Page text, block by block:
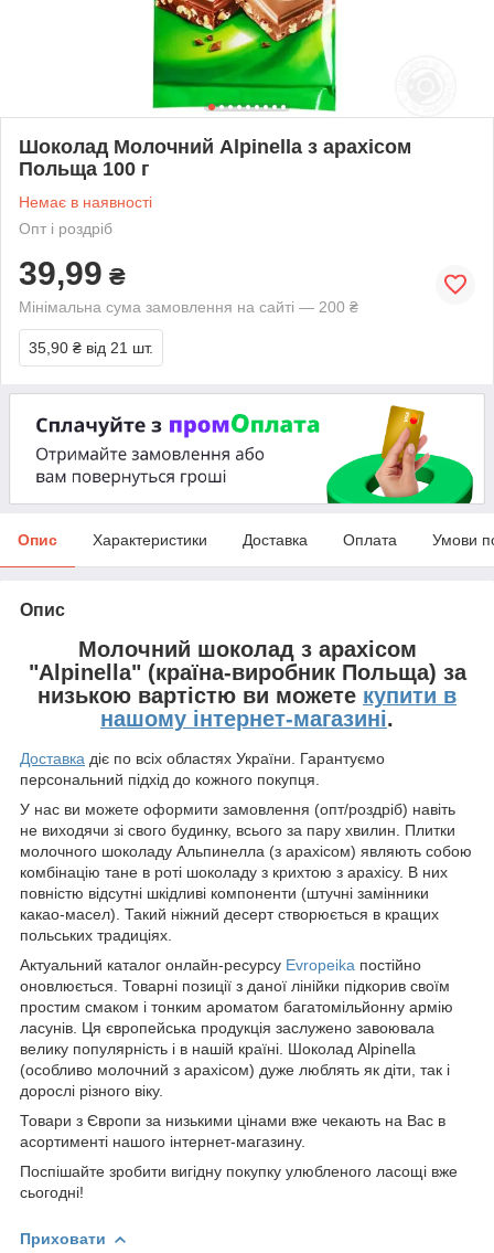
Шоколад Молочний Alpinella з арахісом
Польща 100 г
Немає в наявності
Опт і роздріб
39,99 ₴
Мінімальна сума замовлення на сайті — 200 ₴
35,90 ₴ від 21 шт.
Опис Характеристики Доставка Оплата Умови
Опис
Молочний шоколад з арахісом
"Alpinella" (країна-виробник Польща) за
низькою вартістю ви можете купити в
нашому інтернет-магазині.
Доставка діє по всіх областях України. Гарантуємо
персональний підхід до кожного покупця.
У нас ви можете оформити замовлення (опт/роздріб) навіть
не виходячи зі свого будинку, всього за пару хвилин. Плитки
молочного шоколаду Альпинелла (з арахісом) являють собою
комбінацію тане в роті шоколаду з крихтою з арахісу. В них
повністю відсутні шкідливі компоненти (штучні замінники
какао-масел). Такий ніжний десерт створюється в кращих
польських традиціях.
Актуальний каталог онлайн-ресурсу Evropeika постійно
оновлюється. Товарні позиції з даної лінійки підкорив своїм
простим смаком і тонким ароматом багатомільйонну армію
ласунів. Ця європейська продукція заслужено завоювала
велику популярність і в нашій країні. Шоколад Alpinella
(особливо молочний з арахісом) дуже люблять як діти, так і
дорослі різного віку.
Товари з Європи за низькими цінами вже чекають на Вас в
асортименті нашого інтернет-магазину.
Поспішайте зробити вигідну покупку улюбленого ласощі вже
сьогодні!
Приховати